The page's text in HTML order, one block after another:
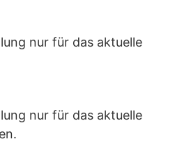
nur für das aktuelle
nur für das aktuelle